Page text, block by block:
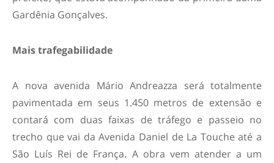
Gardênia Gonçalves.
Mais trafegabilidade
A nova avenida Mário Andreazza será totalmente
pavimentada em seus 1.450 metros de extensão e
contará com duas faixas de tráfego e passeio no
trecho que vai da Avenida Daniel de La Touche até a
São Luís Rei de França. A obra vem atender a um